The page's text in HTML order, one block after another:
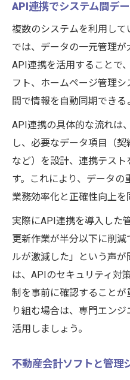
API連携でシステム間デ
複数のシステムを利用し
では、データの一元管理が
API連携を活用することで
フト、ホームページ管理
間で情報を自動同期できる
API連携の具体的な流れは
し、必要なデータ項目（
など）を設計、連携テス
す。これにより、データの
業務効率化と正確性向上を
実際にAPI連携を導入した
更新作業が半分以下に削
ルが激減した」という声
は、APIのセキュリティ対
制を事前に確認すること
り組む場合は、専門エン
活用しましょう。
不動産会計ソフトと管理